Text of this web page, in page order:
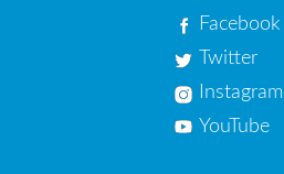
Facebook
Twitter
Instagram
YouTube